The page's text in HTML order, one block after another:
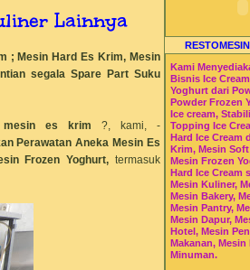
Lainnya
; Mesin Hard Es Krim, Mesin
segala Spare Part Suku
mesin es krim ?, kami, -
Perawatan Aneka Mesin Es
Frozen Yoghurt,termasuk
Kami
Bisnis Ice
Yoghurt dari
Powder Frozen
Ice cream,
Topping Ice
Hard Ice Cream
Krim, Mesin Soft
Mesin Frozen
Hard Ice Cream
Mesin Kuliner,
Mesin Bakery,
Mesin Pantry,
Mesin Dapur,
Hotel, Mesin
Makanan, Mesin
Minuman.